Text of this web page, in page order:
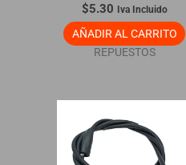
$5.30 Iva Incluido
AÑADIR AL CARRITO
REPUESTOS